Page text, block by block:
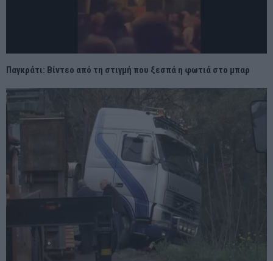
Παγκράτι: Βίντεο από τη στιγμή που ξεσπά η φωτιά στο μπαρ